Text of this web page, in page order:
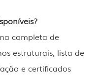
completa de
estruturais, lista de
e certificados